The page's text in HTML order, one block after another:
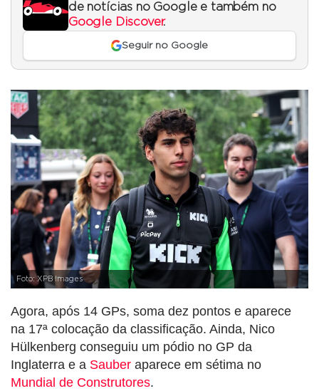
de notícias no Google e também no
Google Discover.
Seguir no Google
Foto: XPB Images
Agora, após 14 GPs, soma dez pontos e aparece
na 17ª colocação da classificação. Ainda, Nico
Hülkenberg conseguiu um pódio no GP da
Inglaterra e a Sauber aparece em sétima no
Mundial de Construtores.